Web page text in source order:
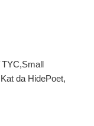
da HidePoet,